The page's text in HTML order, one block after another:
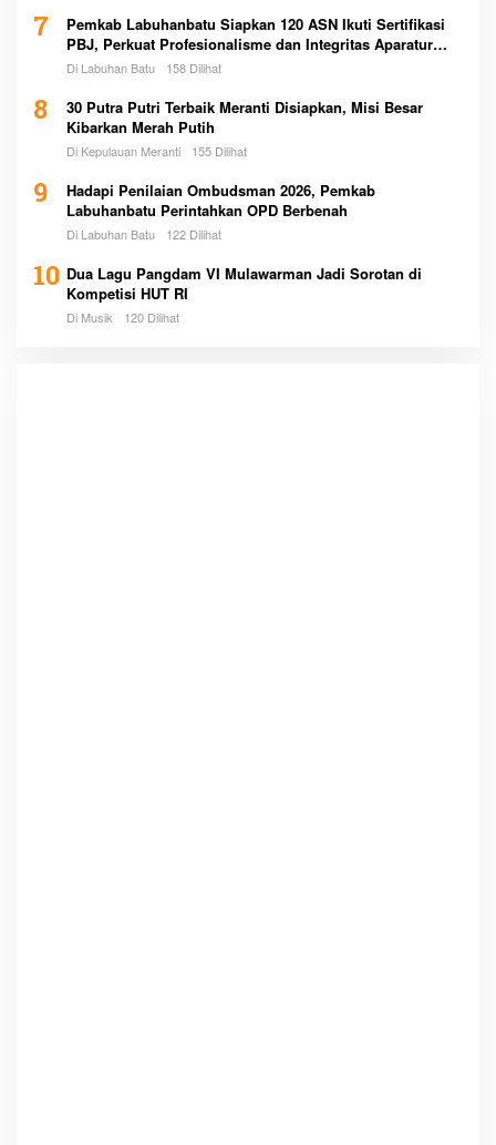
7
Pemkab Labuhanbatu Siapkan 120 ASN Ikuti Sertifikasi
PBJ, Perkuat Profesionalisme dan Integritas Aparatur
Pemerintah
Di Labuhan Batu 158 Dilihat
8
30 Putra Putri Terbaik Meranti Disiapkan, Misi Besar
Kibarkan Merah Putih
Di Kepulauan Meranti 155 Dilihat
9
Hadapi Penilaian Ombudsman 2026, Pemkab
Labuhanbatu Perintahkan OPD Berbenah
Di Labuhan Batu 122 Dilihat
10 Dua Lagu Pangdam VI Mulawarman Jadi Sorotan di
Kompetisi HUT RI
Di Musik 120 Dilihat